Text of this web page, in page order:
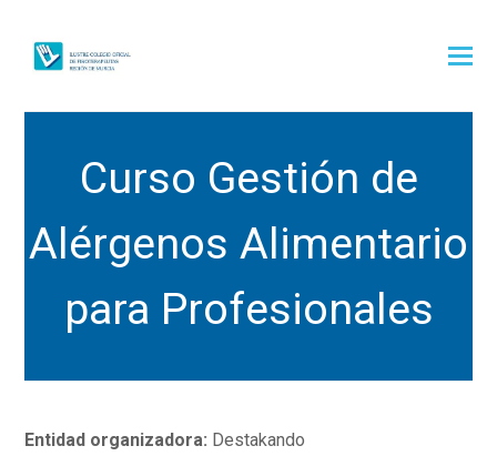
Curso Gestión de
Alérgenos Alimentario
para Profesionales
Entidad organizadora: Destakando